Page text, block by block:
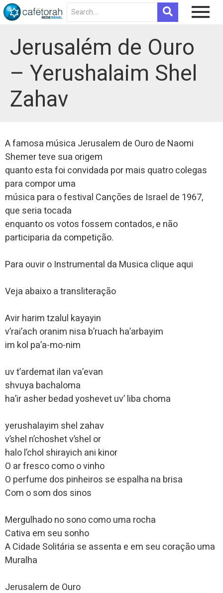
Jerusalém de Ouro
– Yerushalaim Shel
Zahav
A famosa música Jerusalem de Ouro de Naomi
Shemer teve sua origem
quanto esta foi convidada por mais quatro colegas
para compor uma
música para o festival Canções de Israel de 1967,
que seria tocada
enquanto os votos fossem contados, e não
participaria da competição.
Para ouvir o Instrumental da Musica clique aqui
Veja abaixo a transliteração
Avir harim tzalul kayayin
v’rai’ach oranim nisa b’ruach ha’arbayim
im kol pa’a-mo-nim
uv t’ardemat ilan va’evan
shvuya bachaloma
ha’ir asher bedad yoshevet uv’ liba choma
yerushalayim shel zahav
v’shel n’choshet v’shel or
halo l’chol shirayich ani kinor
O ar fresco como o vinho
O perfume dos pinheiros se espalha na brisa
Com o som dos sinos
Mergulhado no sono como uma rocha
Cativa em seu sonho
A Cidade Solitária se assenta e em seu coração uma
Muralha
Jerusalem de Ouro